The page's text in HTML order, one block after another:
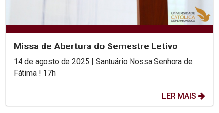
Missa de Abertura do Semestre Letivo
14 de agosto de 2025 | Santuário Nossa Senhora de
Fátima ! 17h
LER MAIS